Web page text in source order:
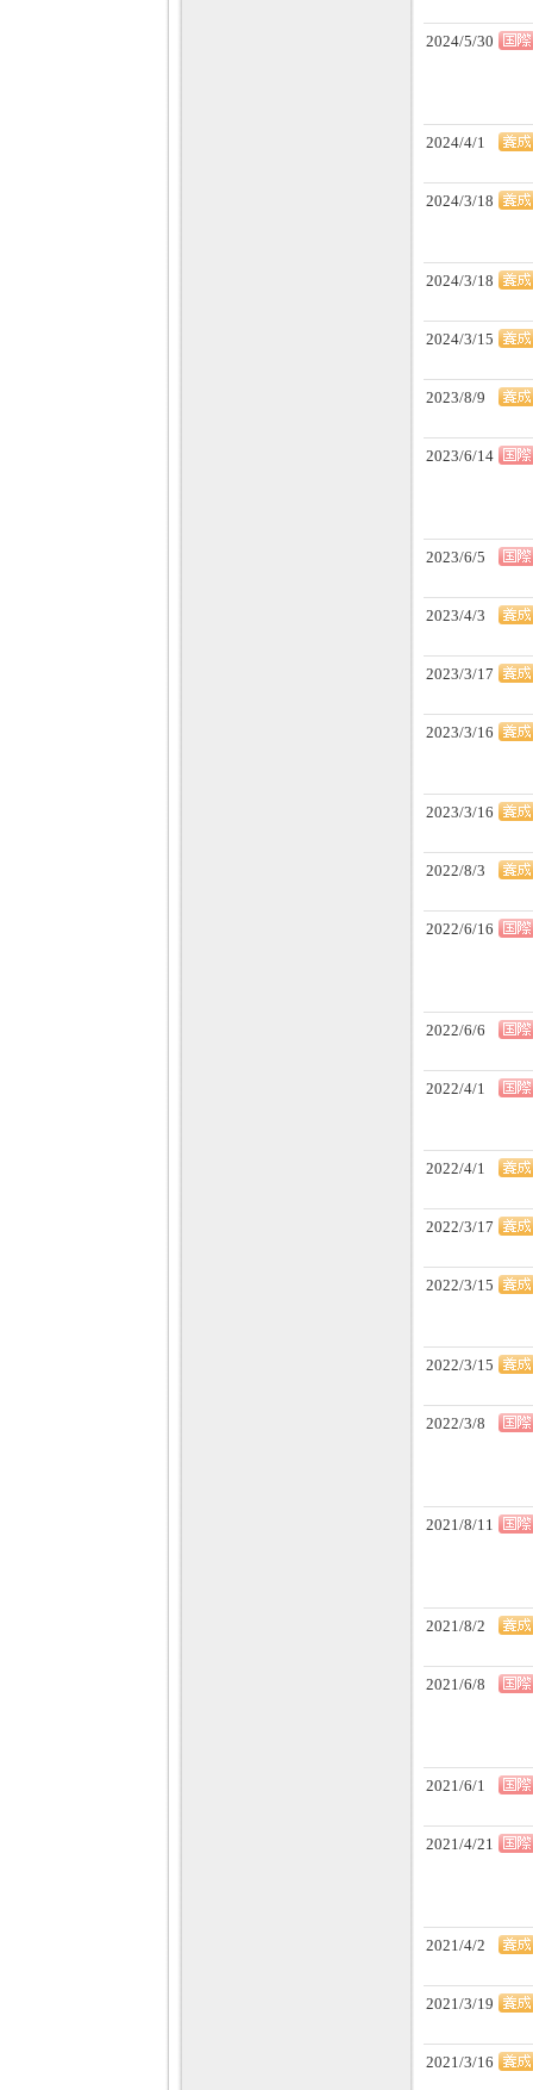
2024/5/30
2024/4/1
2024/3/18
2024/3/18
2024/3/15
2023/8/9
2023/6/14
2023/6/5
2023/4/3
2023/3/17
2023/3/16
2023/3/16
2022/8/3
2022/6/16
2022/6/6
2022/4/1
2022/4/1
2022/3/17
2022/3/15
2022/3/15
2022/3/8
2021/8/11
2021/8/2
2021/6/8
2021/6/1
2021/4/21
2021/4/2
2021/3/19
2021/3/16